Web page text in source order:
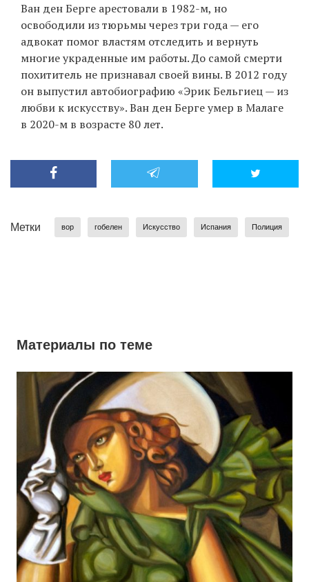
Ван ден Берге арестовали в 1982-м, но
освободили из тюрьмы через три года — его
адвокат помог властям отследить и вернуть
многие украденные им работы. До самой смерти
похититель не признавал своей вины. В 2012 году
он выпустил автобиографию «Эрик Бельгиец — из
любви к искусству». Ван ден Берге умер в Малаге
в 2020-м в возрасте 80 лет.
Метки вор гобелен Искусство Испания Полиция
Материалы по теме